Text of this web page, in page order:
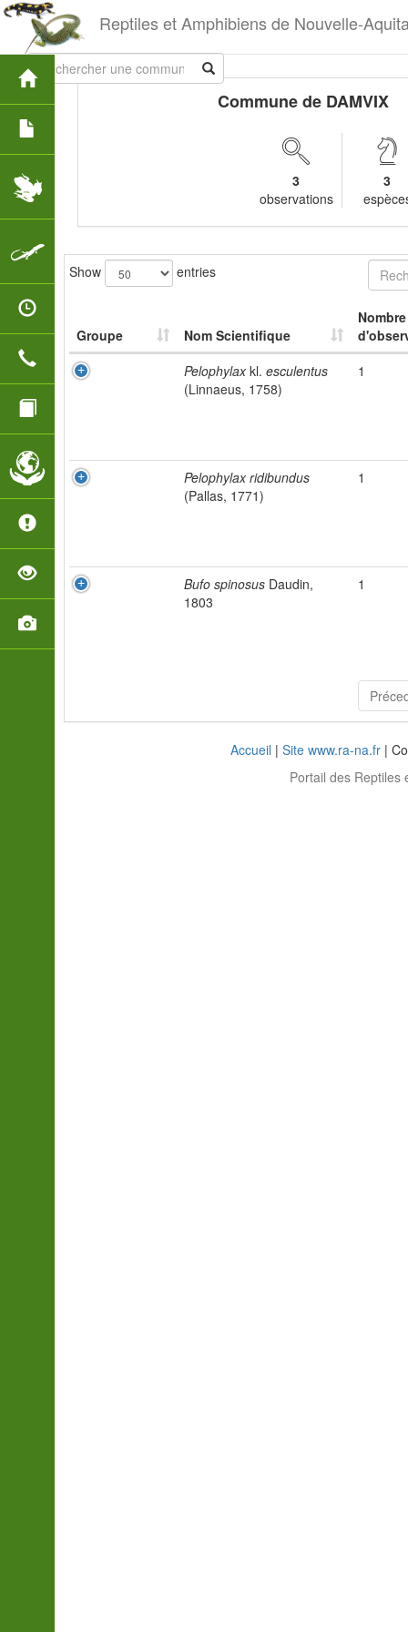
Reptiles et Amphibiens de Nouvelle-
Commune de DAMVIX
3
observations
3
Show entries
Groupe Nom Scientifique
Nombre
Pelophylaxkl. esculentus
(Linnaeus, 1758)
1
Pelophylax ridibundus
(Pallas, 1771)
1
Bufo spinosus Daudin,
1803
1
Accueil | Site www.ra-na.fr |
Portail des Reptiles